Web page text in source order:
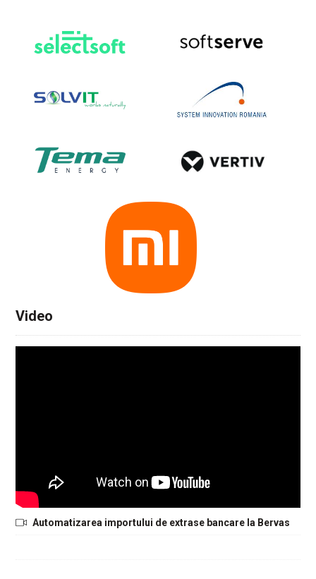
Video
Automatizarea importului de extrase bancare la Bervas